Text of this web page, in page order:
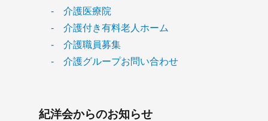
- 介護医療院
- 介護付き有料老人ホーム
- 介護職員募集
- 介護グループお問い合わせ
紀洋会からのお知らせ